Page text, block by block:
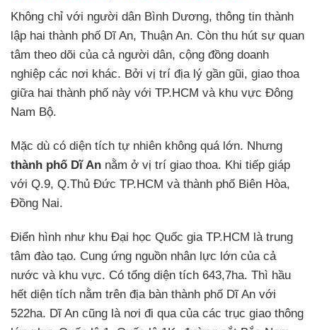
Không chỉ với người dân Bình Dương, thông tin thành
lập hai thành phố Dĩ An, Thuận An. Còn thu hút sự quan
tâm theo dõi của cả người dân, cộng đồng doanh
nghiệp các nơi khác. Bởi vị trí địa lý gần gũi, giao thoa
giữa hai thành phố này với TP.HCM và khu vực Đông
Nam Bộ.
Mặc dù có diện tích tự nhiên không quá lớn. Nhưng
thành phố Dĩ An nằm ở vị trí giao thoa. Khi tiếp giáp
với Q.9, Q.Thủ Đức TP.HCM và thành phố Biên Hòa,
Đồng Nai.
Điển hình như khu Đại học Quốc gia TP.HCM là trung
tâm đào tạo. Cung ứng nguồn nhân lực lớn của cả
nước và khu vực. Có tổng diện tích 643,7ha. Thì hầu
hết diện tích nằm trên địa bàn thành phố Dĩ An với
522ha. Dĩ An cũng là nơi đi qua của các trục giao thông